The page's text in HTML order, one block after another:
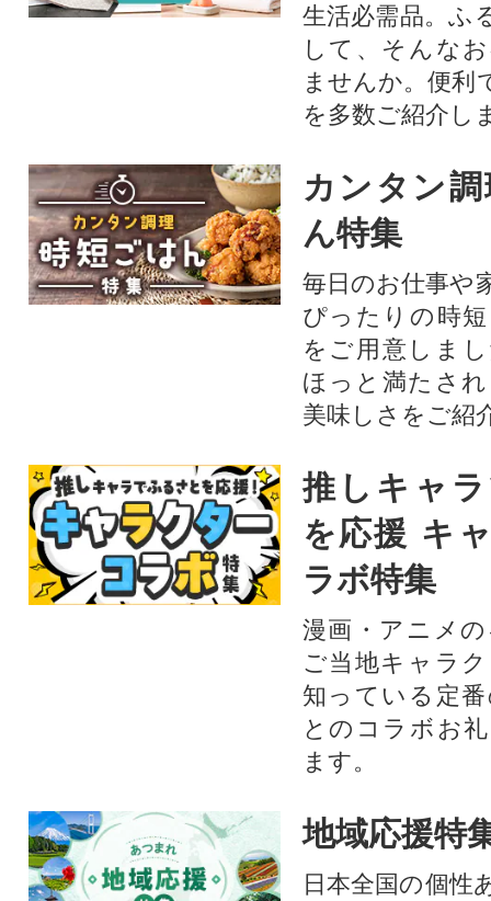
生活必需品。ふ
して、そんな
ませんか。便利
を多数ご紹介し
カンタン
ん特集
毎日のお仕事や
ぴったりの時
をご用意しま
ほっと満たさ
美味しさをご紹
推しキャ
を応援 キ
ラボ特集
漫画・アニメ
ご当地キャラ
知っている定
とのコラボお
ます。​
地域応援特
日本全国の個性